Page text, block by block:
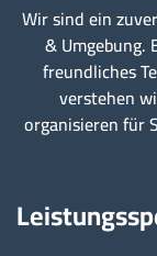
Wir sind ein
& Umgebung.
freundliches
verstehen
organisieren für